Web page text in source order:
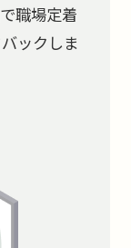
職場定着
ックしま